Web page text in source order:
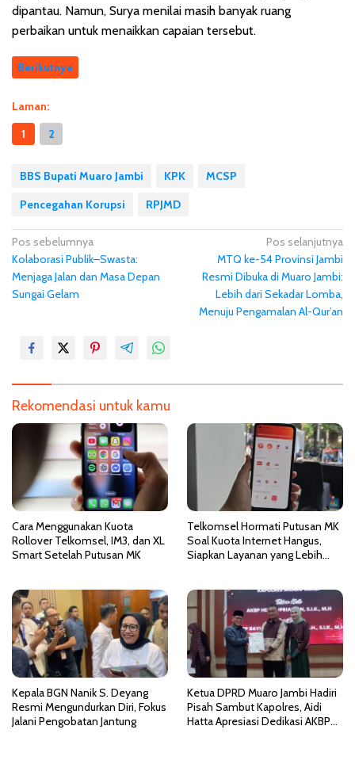
dipantau. Namun, Surya menilai masih banyak ruang
perbaikan untuk menaikkan capaian tersebut.
Berikutnya
Laman:
1
2
BBS Bupati Muaro Jambi KPK
MCSP
Pencegahan Korupsi
RPJMD
N
a
v
i
p
Pos sebelumnya
Kolaborasi Publik–Swasta:
Menjaga Jalan dan Masa Depan
Sungai Gelam
Pos selanjutnya
MTQ ke-54 Provinsi Jambi
Resmi Dibuka di Muaro Jambi:
Lebih dari Sekadar Lomba,
Menuju Pengamalan Al-Qur’an
Rekomendasi untuk kamu
Cara Menggunakan Kuota
Rollover Telkomsel, IM3, dan XL
Smart Setelah Putusan MK
Telkomsel Hormati Putusan MK
Soal Kuota Internet Hangus,
Siapkan Layanan yang Lebih
Kepala BGN Nanik S. Deyang
Resmi Mengundurkan Diri, Fokus
Jalani Pengobatan Jantung
Ketua DPRD Muaro Jambi Hadiri
Pisah Sambut Kapolres, Aidi
Hatta Apresiasi Dedikasi AKBP